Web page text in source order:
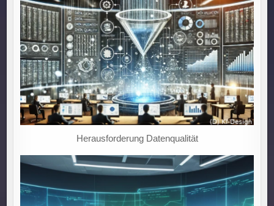
MODERNER
IT-
STRATEGIEN!
Herausforderung Datenqualität